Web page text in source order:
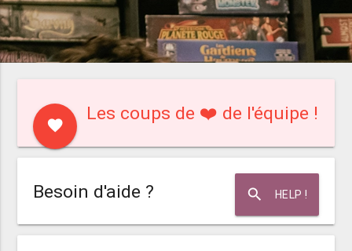
favorite
Les coups de ❤️ de l'équipe !
search HELP !
Besoin d'aide ?